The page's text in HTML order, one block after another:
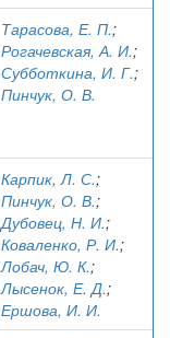
Тарасова, Е. П.;
Рогачевская, А. И.;
Субботкина, И. Г.;
Пинчук, О. В.
Карпик, Л. С.;
Пинчук, О. В.;
Дубовец, Н. И.;
Коваленко, Р. И.;
Лобач, Ю. К.;
Лысенок, Е. Д.;
Ершова, И. И.